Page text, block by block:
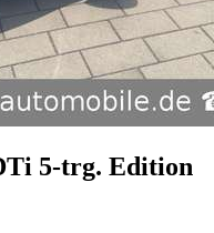
5-trg. Edition